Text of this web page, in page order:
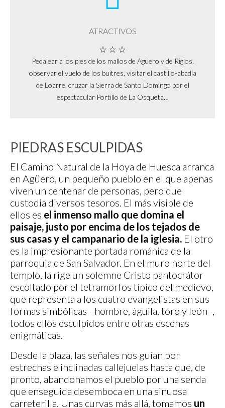
ATRACTIVOS
☆ ☆ ☆
Pedalear a los pies de los mallos de Agüero y de Riglos,
observar el vuelo de los buitres, visitar el castillo-abadía
de Loarre, cruzar la Sierra de Santo Domingo por el
espectacular Portillo de La Osqueta…
PIEDRAS ESCULPIDAS
El Camino Natural de la Hoya de Huesca arranca
en Agüero, un pequeño pueblo en el que apenas
viven un centenar de personas, pero que
custodia diversos tesoros. El más visible de
ellos es el inmenso mallo que domina el
paisaje, justo por encima de los tejados de
sus casas y el campanario de la iglesia. El otro
es la impresionante portada románica de la
parroquia de San Salvador. En el muro norte del
templo, la rige un solemne Cristo pantocrátor
escoltado por el tetramorfos típico del medievo,
que representa a los cuatro evangelistas en sus
formas simbólicas –hombre, águila, toro y león–,
todos ellos esculpidos entre otras escenas
enigmáticas.
Desde la plaza, las señales nos guían por
estrechas e inclinadas callejuelas hasta que, de
pronto, abandonamos el pueblo por una senda
que enseguida desemboca en una sinuosa
carreterilla. Unas curvas más allá, tomamos un